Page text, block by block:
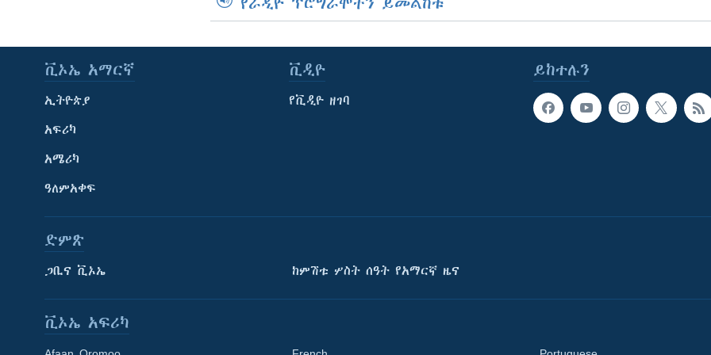
ይከተሉን
ቪኦኤ አማርኛ
ኢትዮጵያ
አፍሪካ
አሜሪካ
ዓለምአቀፍ
ቪዲዮ
የቪዲዮ ዘገባ
ድምጽ
ጋቢና ቪኦኤ ከምሽቱ ሦስት ሰዓት የአማርኛ ዜና
ቪኦኤ አፍሪካ